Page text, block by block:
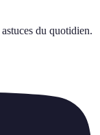
astuces du quotidien.